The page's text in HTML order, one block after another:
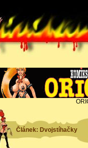
Článek: Dvojstíhačky